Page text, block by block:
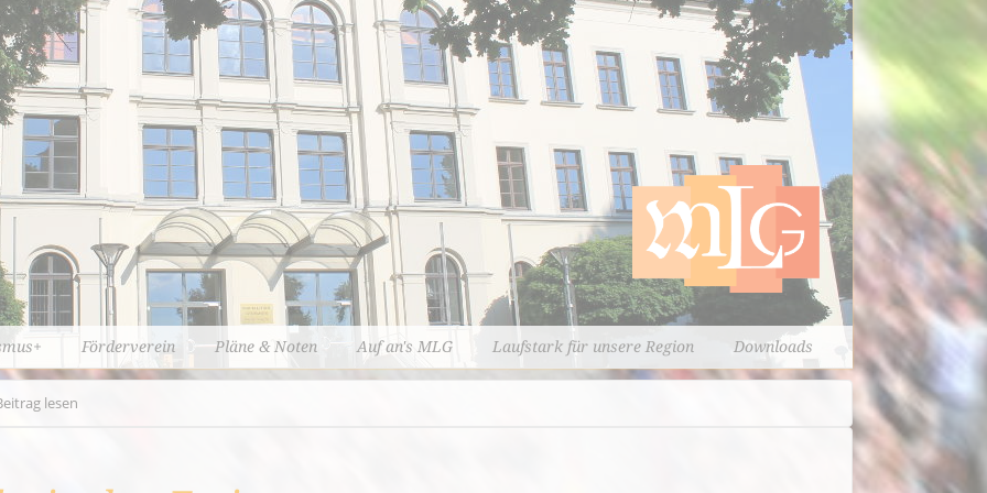
Förderverein Pläne & Noten Auf an's MLG Laufstark für unsere Region Downloads
lesen